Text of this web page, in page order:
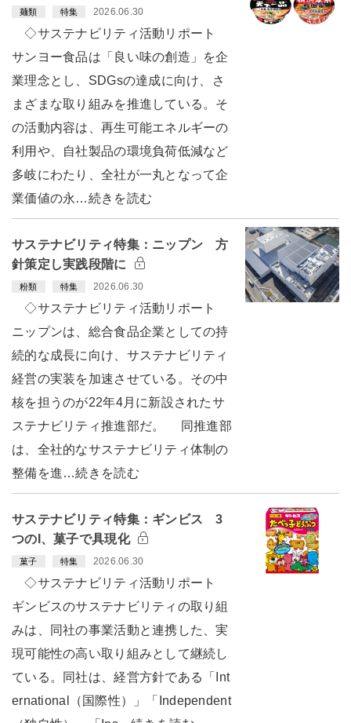
麺類 特集 2026.06.30
◇サステナビリティ活動リポート
サンヨー食品は「良い味の創造」を企
業理念とし、SDGsの達成に向け、さ
まざまな取り組みを推進している。そ
の活動内容は、再生可能エネルギーの
利用や、自社製品の環境負荷低減など
多岐にわたり、全社が一丸となって企
業価値の永…続きを読む
サステナビリティ特集：ニップン 方
針策定し実践段階に
粉類 特集 2026.06.30
◇サステナビリティ活動リポート
ニップンは、総合食品企業としての持
続的な成長に向け、サステナビリティ
経営の実装を加速させている。その中
核を担うのが22年4月に新設されたサ
ステナビリティ推進部だ。 同推進部
は、全社的なサステナビリティ体制の
整備を進…続きを読む
サステナビリティ特集：ギンビス 3
つのI、菓子で具現化
菓子 特集 2026.06.30
◇サステナビリティ活動リポート
ギンビスのサステナビリティの取り組
みは、同社の事業活動と連携した、実
現可能性の高い取り組みとして継続し
ている。同社は、経営方針である「Int
ernational（国際性）」「Independent